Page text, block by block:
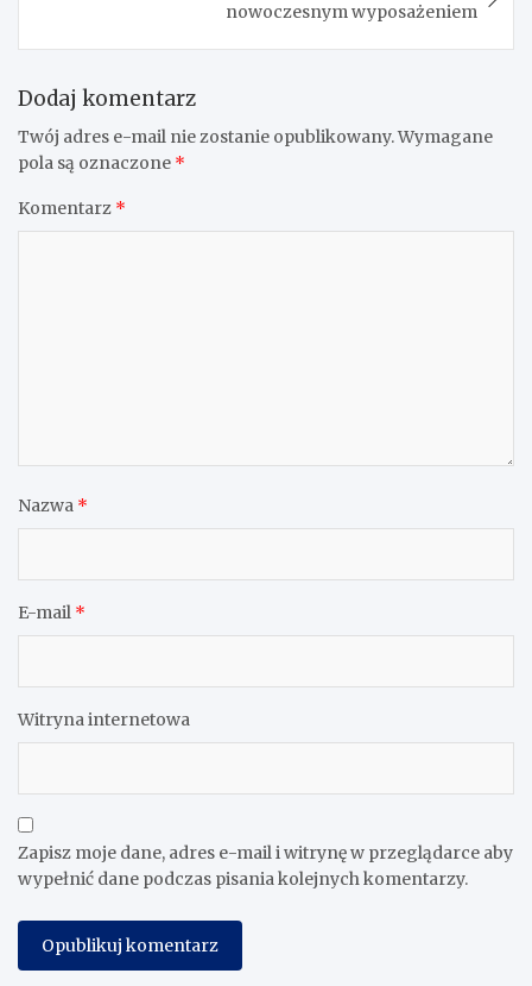
nowoczesnym wyposażeniem
Dodaj komentarz
Twój adres e-mail nie zostanie opublikowany.Wymagane
pola są oznaczone *
Komentarz *
Nazwa *
E-mail *
Witryna internetowa
Zapisz moje dane, adres e-mail i witrynę w przeglądarce aby
wypełnić dane podczas pisania kolejnych komentarzy.